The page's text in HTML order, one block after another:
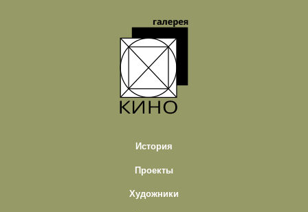
История
Проекты
Художники